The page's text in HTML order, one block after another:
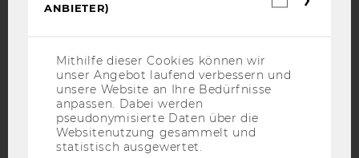
IMPRESSUM
BARRIEREFREIHEITSERKLÄRUNG WEBSEITE
ANBIETER)
Mithilfe dieser Cookies können wir
unser Angebot laufend verbessern und
unsere Website an Ihre Bedürfnisse
anpassen. Dabei werden
pseudonymisierte Daten über die
Websitenutzung gesammelt und
statistisch ausgewertet.